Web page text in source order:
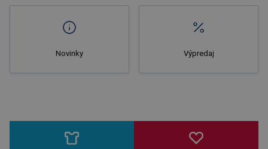
Novinky Výpredaj